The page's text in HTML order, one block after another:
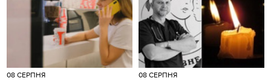
08 СЕРПНЯ 08 СЕРПНЯ